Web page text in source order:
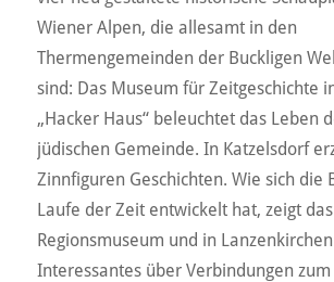
Wiener Alpen, die allesamt in den
Thermengemeinden der Buckligen
sind: Das Museum für Zeitgeschichte
„Hacker Haus“ beleuchtet das Leben
jüdischen Gemeinde. In Katzelsdorf
Zinnfiguren Geschichten. Wie sich die
Laufe der Zeit entwickelt hat, zeigt
Regionsmuseum und in
Interessantes über Verbindungen